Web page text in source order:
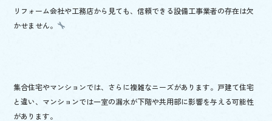
リフォーム会社や工務店から見ても、信頼できる設備工事業者の存在は欠
かせません。
集合住宅やマンションでは、さらに複雑なニーズがあります。戸建て住宅
と違い、マンションでは一室の漏水が下階や共用部に影響を与える可能性
があります。